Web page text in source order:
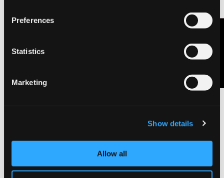
Preferences
Statistics
Marketing
Show details
Allow all
© Fondazione Fedrigoni Fabriano - Archivio Storico Cartiere Miliani
Contáctanos